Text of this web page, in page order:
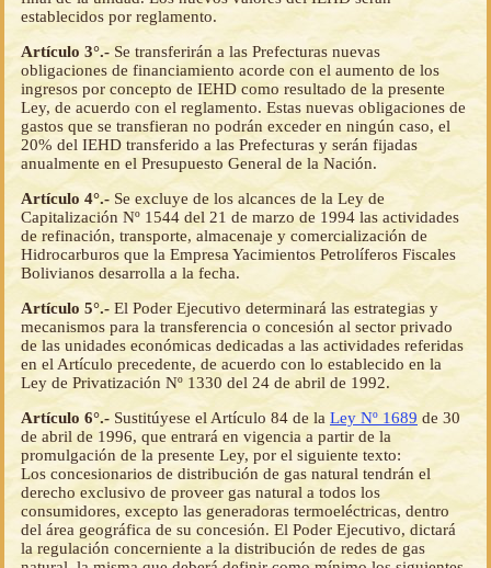
establecidos por reglamento.
Artículo 3°.- Se transferirán a las Prefecturas nuevas
obligaciones de financiamiento acorde con el aumento de los
ingresos por concepto de IEHD como resultado de la presente
Ley, de acuerdo con el reglamento. Estas nuevas obligaciones de
gastos que se transfieran no podrán exceder en ningún caso, el
20% del IEHD transferido a las Prefecturas y serán fijadas
anualmente en el Presupuesto General de la Nación.
Artículo 4°.- Se excluye de los alcances de la Ley de
Capitalización Nº 1544 del 21 de marzo de 1994 las actividades
de refinación, transporte, almacenaje y comercialización de
Hidrocarburos que la Empresa Yacimientos Petrolíferos Fiscales
Bolivianos desarrolla a la fecha.
Artículo 5°.- El Poder Ejecutivo determinará las estrategias y
mecanismos para la transferencia o concesión al sector privado
de las unidades económicas dedicadas a las actividades referidas
en el Artículo precedente, de acuerdo con lo establecido en la
Ley de Privatización Nº 1330 del 24 de abril de 1992.
Artículo 6°.- Sustitúyese el Artículo 84 de la Ley Nº 1689 de 30
de abril de 1996, que entrará en vigencia a partir de la
promulgación de la presente Ley, por el siguiente texto:
Los concesionarios de distribución de gas natural tendrán el
derecho exclusivo de proveer gas natural a todos los
consumidores, excepto las generadoras termoeléctricas, dentro
del área geográfica de su concesión. El Poder Ejecutivo, dictará
la regulación concerniente a la distribución de redes de gas